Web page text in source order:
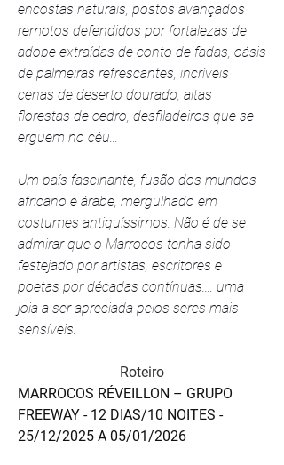
encostas naturais, postos avançados
remotos defendidos por fortalezas de
adobe extraídas de conto de fadas, oásis
de palmeiras refrescantes, incríveis
cenas de deserto dourado, altas
florestas de cedro, desfiladeiros que se
erguem no céu...
Um país fascinante, fusão dos mundos
africano e árabe, mergulhado em
costumes antiquíssimos. Não é de se
admirar que o Marrocos tenha sido
festejado por artistas, escritores e
poetas por décadas contínuas.... uma
joia a ser apreciada pelos seres mais
sensíveis.
Roteiro
MARROCOS RÉVEILLON – GRUPO
FREEWAY - 12 DIAS/10 NOITES -
25/12/2025 A 05/01/2026